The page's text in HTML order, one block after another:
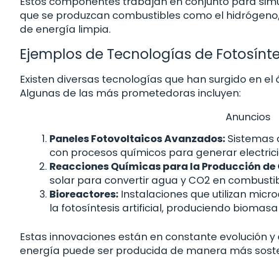
que se produzcan combustibles como el
de energía limpia.
Ejemplos de Tecnologías de
Existen diversas tecnologías que han surgido en
Algunas de las más prometedoras incluyen:
Anuncios
Paneles Fotovoltaicos Avanzados: Sistemas
con procesos químicos para generar
Reacciones Químicas para la Producción
solar para convertir agua y CO2 en
Bioreactores: Instalaciones que utilizan
la fotosíntesis artificial, produciendo
Estas innovaciones están en constante evolución
energía puede ser producida de manera más